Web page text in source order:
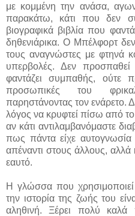
με κομμένη την ανάσα,
παρακάτω, κάτι που δεν
βιογραφικά βιβλία που
δηθενιάρικα. Ο Μπέλφορτ
τους αναγνώστες με φτηνά
υπερβολές. Δεν
φαντάζει συμπαθής, ούτε
προσωπικές του
παρηστάνοντας τον ενάρετο.
λόγος να κρυφτεί πίσω από το
αν κάτι αντιλαμβανόμαστε
πως πάντα είχε αυτογνωσία
απέναντι στους άλλους, αλλά
εαυτό.
Η γλώσσα που
την ιστορία της ζωής του
αληθινή. Ξέρει πολύ καλά